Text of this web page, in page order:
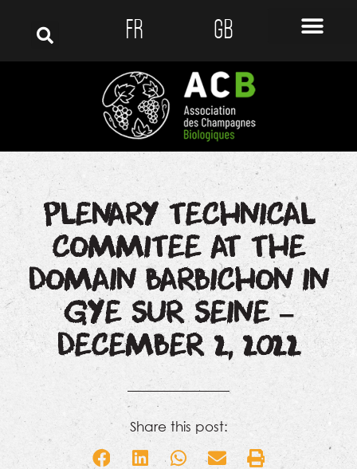
FR GB
PLENARY TECHNICAL
COMMITEE AT THE
DOMAIN BARBICHON IN
GYE SUR SEINE –
DECEMBER 2, 2022
Share this post: